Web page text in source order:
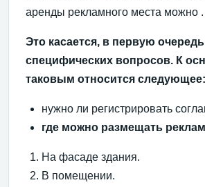
аренды рекламного места можно .
Это касается, в первую
специфических вопросов. К
таковым относится следующее:
нужно ли регистрировать
где можно размещать
На фасаде здания.
В помещении.